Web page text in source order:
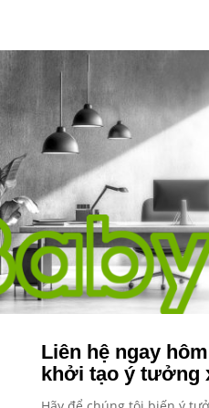
Liên hệ ngay
khởi tạo ý tưởng